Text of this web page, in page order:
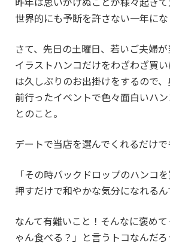
:
世界的にも予断を許さない一年にな
さて、先日の土曜日、若いご夫婦
イラストハンコだけをわざわざ買
は久しぶりのお出掛けをするので
前行ったイベントで色々面白いハ
とのこと。
デートで当店を選んでくれるだけ
「その時バックドロップのハンコ
押すだけで和やかな気分になれる
なんて有難いこと！そんなに褒め
ゃん食べる？」と言うトコなんだ